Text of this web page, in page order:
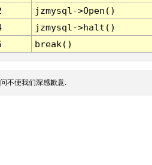
jzmysql->Open()
jzmysql->halt()
break()
不便我们深感歉意.